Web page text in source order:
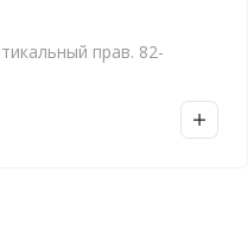
прав. 82-